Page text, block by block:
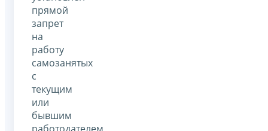
прямой
запрет
на
работу
самозанятых
с
текущим
или
бывшим
работодателем,